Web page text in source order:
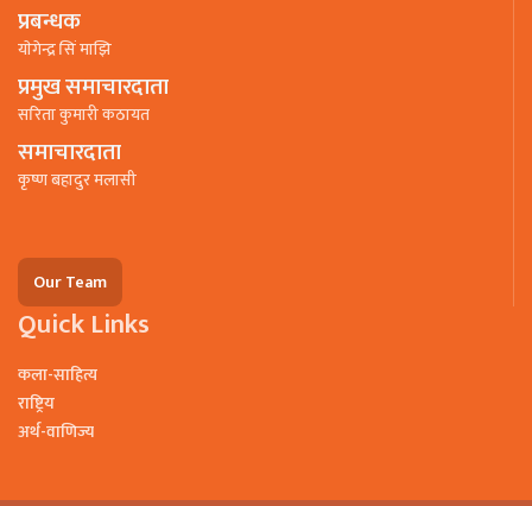
प्रबन्धक
याेगेन्द्र सिं माझि
प्रमुख समाचारदाता
सरिता कुमारी कठायत
समाचारदाता
कृष्ण बहादुर मलासी
Our Team
Quick Links
कला-साहित्य
राष्ट्रिय
अर्थ-वाणिज्य